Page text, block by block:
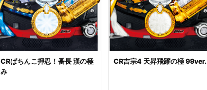
CRぱちんこ押忍！番長 漢の極
み
CR吉宗4 天昇飛躍の極 99ver.